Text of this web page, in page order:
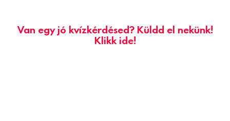
Van egy jó kvízkérdésed? Küldd el nekünk!
Klikk ide!